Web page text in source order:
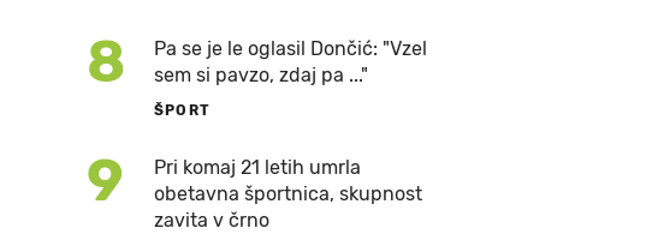
8
Pa se je le oglasil Dončić: "Vzel
sem si pavzo, zdaj pa ..."
ŠPORT
9
Pri komaj 21 letih umrla
obetavna športnica, skupnost
zavita v črno